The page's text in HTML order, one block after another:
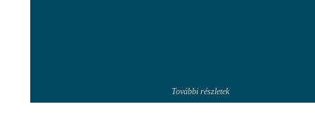
További részletek